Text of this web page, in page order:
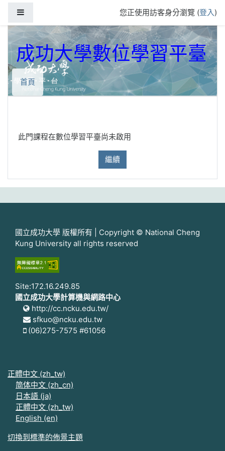
您正使用訪客身分瀏覽 (登入)
成功大學數位學習平臺
首頁
此門課程在數位學習平臺尚未啟用
繼續
國立成功大學 版權所有 | Copyright © National Cheng
Kung University all rights reserved
Site:172.16.249.85
國立成功大學計算機與網路中心
http://cc.ncku.edu.tw/
sfkuo@ncku.edu.tw
(06)275-7575 #61056
正體中文 ‎(zh_tw)‎
简体中文 ‎(zh_cn)‎
日本語 ‎(ja)‎
正體中文 ‎(zh_tw)‎
English ‎(en)‎
切換到標準的佈景主題